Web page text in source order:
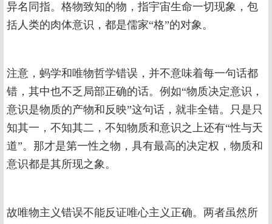
异名同指。格物致知的物，指宇宙生命一切现象，包
括人类的肉体意识，都是儒家“格”的对象。
注意，蚂学和唯物哲学错误，并不意味着每一句话都
错，其中也不乏局部正确的话。例如“物质决定意识，
意识是物质的产物和反映”这句话，就非全错。只是只
知其一，不知其二，不知物质和意识之上还有“性与天
道”。那才是第一性之物，具有最高的决定权，物质和
意识都是其所现之象。
故唯物主义错误不能反证唯心主义正确。两者虽然所